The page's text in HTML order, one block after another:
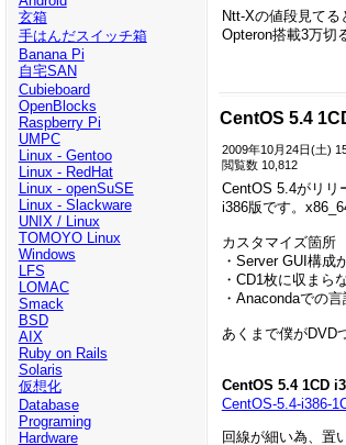
玄箱
手はんだスイッチ箱
Banana Pi
自宅SAN
Cubieboard
OpenBlocks
Raspberry Pi
UMPC
Linux - Gentoo
Linux - RedHat
Linux - openSuSE
Linux - Slackware
UNIX / Linux
TOMOYO Linux
Windows
LFS
LOMAC
Smack
BSD
AIX
Ruby on Rails
Solaris
仮想化
Database
Programing
Hardware
Ntt-Xの値段見てる
Opteron搭載3万切
CentOS 5.4
2009年10月24日(土)
閲覧数 10,812
CentOS 5.4がリリ
i386版です。
カスタマイズ箇所
・Server GUI構成
・CD1枚に収まら
・Anacondaでの
あくまで僕がDVD
CentOS 5.4 1CD
CentOS-5.4-i386-
回線が細い為、置